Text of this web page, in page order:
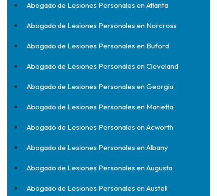
Abogado de Lesiones Personales en Atlanta
Abogado de Lesiones Personales en Norcross
Abogado de Lesiones Personales en Buford
Abogado de Lesiones Personales en Cleveland
Abogado de Lesiones Personales en Georgia
Abogado de Lesiones Personales en Marietta
Abogado de Lesiones Personales en Acworth
Abogado de Lesiones Personales en Albany
Abogado de Lesiones Personales en Augusta
Abogado de Lesiones Personales en Austell